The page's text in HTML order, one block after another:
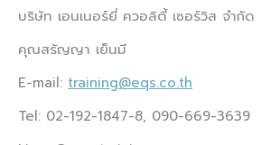
บริษัท เอนเนอร์ยี่ ควอลิตี้ เซอร์วิส จำกัด
คุณสรัญญา เย็นมี
E-mail: training@eqs.co.th
Tel: 02-192-1847-8, 090-669-3639